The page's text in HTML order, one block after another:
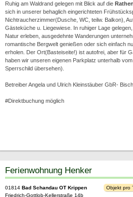
Ruhig am Waldrand gelegen mit Blick auf die
sich in unserer behaglich eingerichteten
Nichtraucherzimmer(Dusche, WC, teilw. Balkon),
Gästeküche u. Liegewiese. In ruhiger Lage
Natur erleben, ausgedehnte Wanderungen
romantische Bergwelt genießen oder sich einfach
erholen. Der Ort(Basteiseite!) ist autofrei, aber für
haben wir unseren eigenen Parkplatz unterhalb
Sperrschild übersehen).
Betreiber Angela und Ulrich Kleinstäuber GbR-
#Direktbuchung möglich
Ferienwohnung Henker
01814 Bad Schandau OT Krippen
Friedrich-Gottlob-Kellerstraße 14b
Objekt pro